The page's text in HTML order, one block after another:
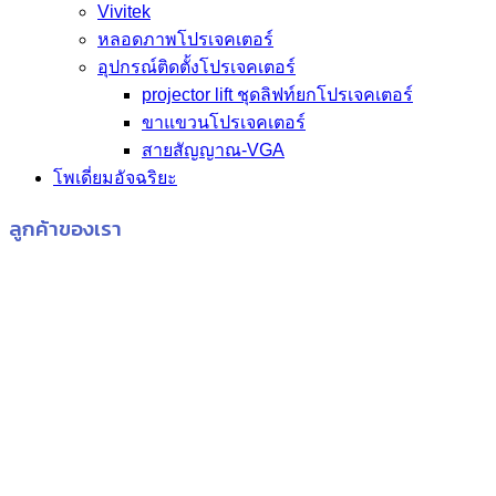
Vivitek
หลอดภาพโปรเจคเตอร์
อุปกรณ์ติดตั้งโปรเจคเตอร์
projector lift ชุดลิฟท์ยกโปรเจคเตอร์
ขาแขวนโปรเจคเตอร์
สายสัญญาณ-VGA
โพเดี่ยมอัจฉริยะ
ลูกค้าของเรา